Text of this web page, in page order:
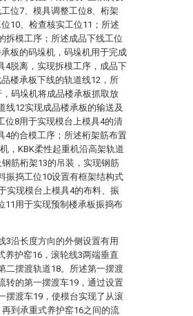
位7、模具调整工位8、桁架
10、检查核实工位11；所述
拆模工序；所述成品下线工位
板的码垛机，码垛机用于完成
4脱离，实现拆模工序，成品下
楼承板下线的轨道线12，所
码垛机将成品楼承板抓取放
线12实现成品楼承板的输送及
位8用于实现模台上模具4的清
4的合模工序；所述桁架筋布置
，KBK柔性起重机沿高架轨道
筋桁架13的吊装，实现钢筋
振捣工位10设置有框架结构式
实现模台上模具4的布料、振
11用于实现预制楼承板振捣布
3沿长度方向的外侧设置有用
养护窑16，滚轮线3两端垂直
二摆渡轨道18。所述第一摆渡
转的第一摆渡车19，通过设置
摆渡车19，使模台实现了从滚
到承重式养护窑16之间的流